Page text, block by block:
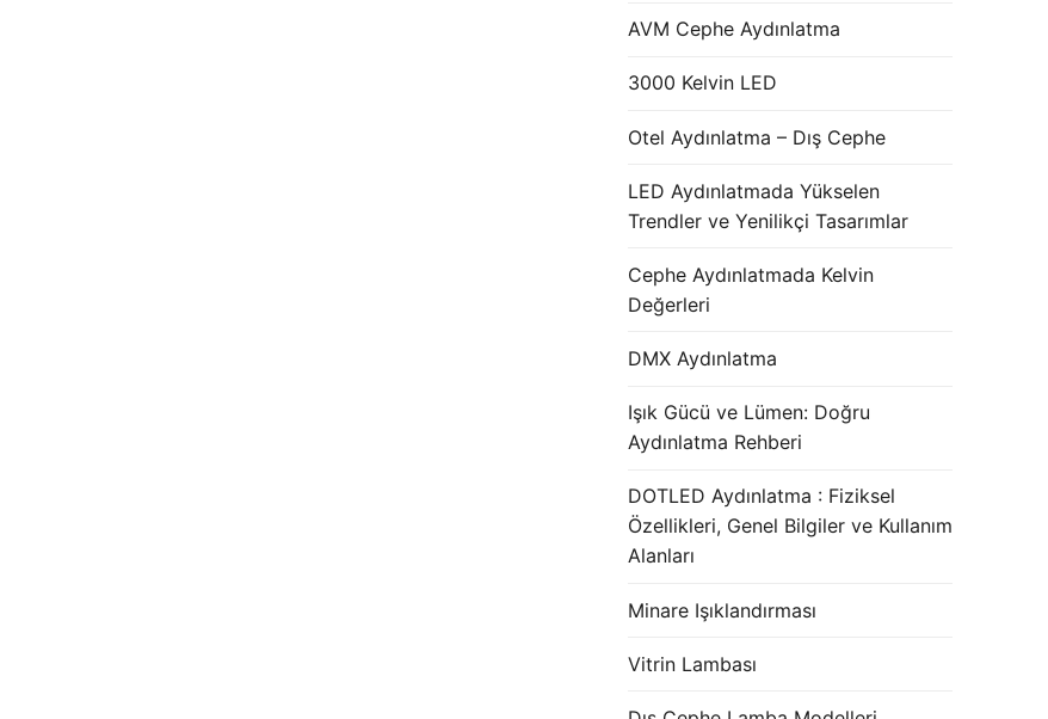
AVM Cephe Aydınlatma
3000 Kelvin LED
Otel Aydınlatma – Dış Cephe
LED Aydınlatmada Yükselen
Trendler ve Yenilikçi Tasarımlar
Cephe Aydınlatmada Kelvin
Değerleri
DMX Aydınlatma
Işık Gücü ve Lümen: Doğru
Aydınlatma Rehberi
DOTLED Aydınlatma : Fiziksel
Özellikleri, Genel Bilgiler ve Kullanım
Alanları
Minare Işıklandırması
Vitrin Lambası